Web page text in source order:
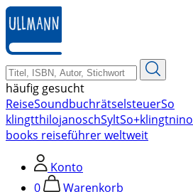
zum
Hauptinhalt
springen
häufig gesucht
ReiseSoundbuchrätselsteuerSo
klingtthilojanoschSyltSo+klingtnino
books reiseführer weltweit
Konto
0
Warenkorb